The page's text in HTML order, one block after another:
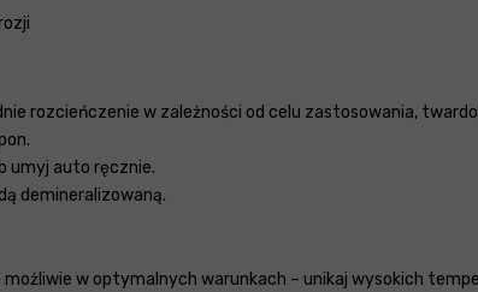
rozcieńczenie w zależności od celu zastosowania,
umyj auto ręcznie.
demineralizowaną.
w optymalnych warunkach – unikaj wysokich